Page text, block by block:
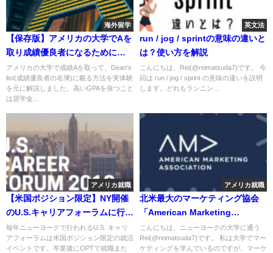
海外留学
【保存版】アメリカの大学でAを
取り成績優良者になるためにし
た8つのこと
アメリカの大学で成績Aを取って、Dean's
list(成績優良者の名簿)に載る方法を実体験
を元に解説しました。高いGPAを保つこと
は奨学金...
英文法
run / jog / sprintの意味の違いと
は？使い方を解説
こんにちは、Rei(@reimatsuda7)です。 今
回は run / jog / sprint の意味の違いを説明
します。どれもランニン...
アメリカ就職
【米国ポジション限定】NY開催
のU.S.キャリアフォーラムに行っ
てきた
毎年ニューヨークで行われるU.S. キャリ
アフォーラムは米国ポジション限定の就活
イベントです。卒業後にOPTで就職また
アメリカ就職
北米最大のマーケティング協会
「American Marketing
Association」とは？
こんにちは。ニューヨークの大学に通う
Rei(@reimatsuda7)です。 私は大学でマー
ケティングを学んでいるのですが、マーケ